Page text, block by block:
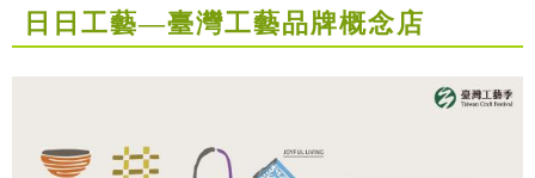
日日工藝—臺灣工藝品牌概念店